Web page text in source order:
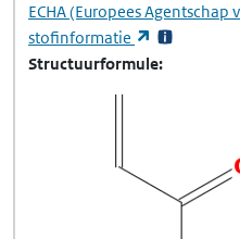
ECHA(Europees Agentschap
stofinformatie
(opent in
Structuurformule